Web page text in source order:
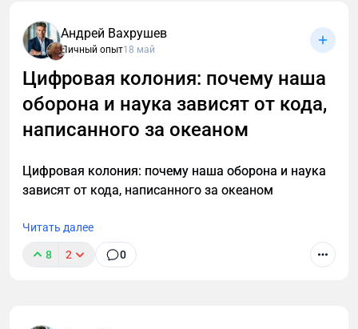
Андрей Вахрушев
Личный опыт18 май
Цифровая колония: почему наша
оборона и наука зависят от кода,
написанного за океаном
Цифровая колония: почему наша оборона и наука
зависят от кода, написанного за океаном
Читать далее
8 2 0